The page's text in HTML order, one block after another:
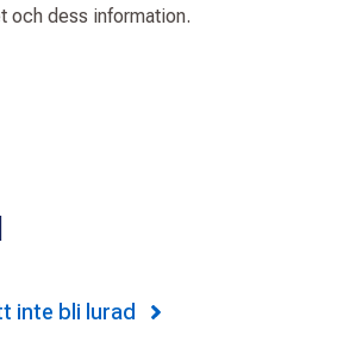
och dess information.
inte bli lurad